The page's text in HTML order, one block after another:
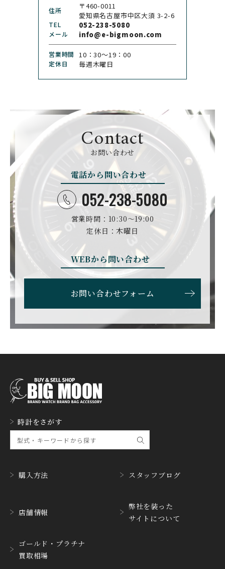
CHRISTOPHER WARD
クリストファー・ウォー
CHRONO TOKYO
CHRONOSWISS
クロノスイス
CUERVOY SOBRINOS CVSTOS
CYRUS CZAPEK
チャペック
D. DORNBLÜTH&SOH
N
D.ドルンブルート＆ゾー
DAMASKO
DANIEL ROTH
ダニエル・ロート
DAVOSA
DUBEY&SCHALDENBR
ダービー&シャルデンブラ
E.C.W
ヨーロピアン・カンパニ
ー・ウォッチ
EBERHARD
エベラール
EDOX
エドックス
F.P.ジュルヌ
ファーブル・ルーバ フォルティス
FRANCK MULLER NT
GERALD GENTA
ジェラルド・ジェンタ
GLASHUTTE ORIGINA
L
グラスヒュッテ・オリジ
ナル
グッチ
HARRY WINSTON
HEINRICH-GEISEN
ハインリッヒ ガイセン
住所
〒460-0011
愛知県名古屋市中区大須 3-2-6
TEL 052-238-5080
メール info@e-bigmoon.com
営業時間 10：30〜19：00
定休日 毎週木曜日
Contact
お問い合わせ
電話から問い合わせ
052-238-5080
営業時間：10:30〜19:00
定休日：木曜日
WEBから問い合わせ
お問い合わせフォーム
時計をさがす
購入方法
店舗情報
ゴールド・プラチナ
買取相場
スタッフブログ
弊社を装った
サイトについて